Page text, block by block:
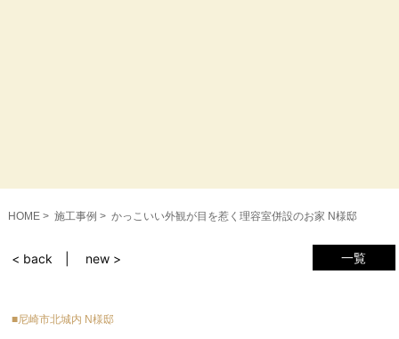
HOME 施工事例 かっこいい外観が目を惹く理容室併設のお家 N様邸
一覧
< back new >
尼崎市北城内 N様邸